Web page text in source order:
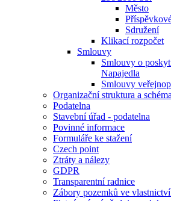
Město
Sdružení
Klikací rozpočet
Smlouvy
Smlouvy o
Napajedla
Smlouvy
Organizační struktura a schéma
Podatelna
Stavební úřad - podatelna
Povinné informace
Formuláře ke stažení
Czech point
Ztráty a nálezy
GDPR
Transparentní radnice
Zábory pozemků ve vlastnictví